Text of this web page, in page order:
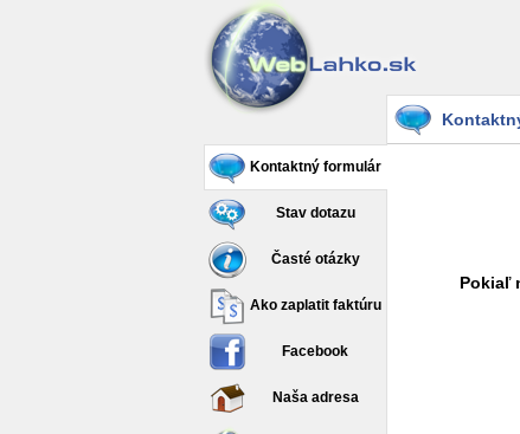
Kontaktný formulár
Stav dotazu
Časté otázky
Ako zaplatit faktúru
Facebook
Naša adresa
Pokiaľ